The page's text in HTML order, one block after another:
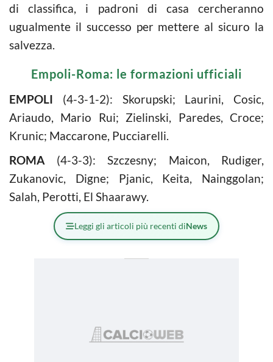
di classifica, i padroni di casa cercheranno
ugualmente il successo per mettere al sicuro la
salvezza.
Empoli-Roma: le formazioni ufficiali
EMPOLI (4-3-1-2): Skorupski; Laurini, Cosic,
Ariaudo, Mario Rui; Zielinski, Paredes, Croce;
Krunic; Maccarone, Pucciarelli.
ROMA (4-3-3): Szczesny; Maicon, Rudiger,
Zukanovic, Digne; Pjanic, Keita, Nainggolan;
Salah, Perotti, El Shaarawy.
Leggi gli articoli più recenti diNews